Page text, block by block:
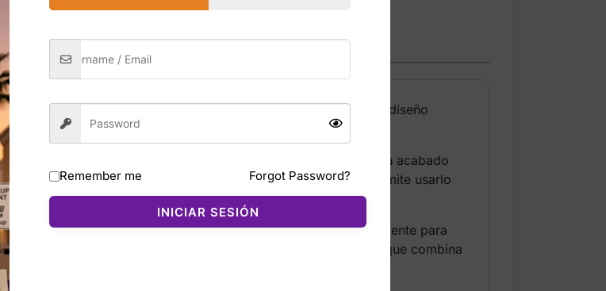
accesorio moderno, elegante y perfecto para el uso diario. Su diseño
para llevar lo esencial sin perder movilidad.
o nylon premium (según el modelo), este bolso destaca por su acabado
un toque distintivo de la marca. Su correa ajustable permite usarlo
frontal o trasero (dependiendo del modelo) y espacio suficiente para
El color rojo vibrante lo convierte en una pieza llamativa que combina
Remember me Forgot Password?
INICIAR SESIÓN